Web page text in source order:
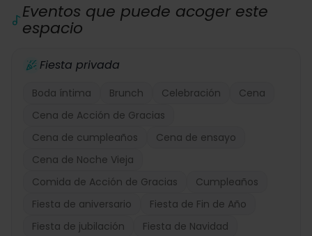
Eventos que puede acoger este
espacio
Fiesta privada
Boda íntima Brunch Celebración
Cena
Cena de Acción de Gracias
Cena de cumpleaños
Cena de ensayo
Cena de Noche Vieja
Comida de Acción de Gracias
Cumpleaños
Fiesta de aniversario
Fiesta de Fin de Año
Fiesta de jubilación
Fiesta de Navidad